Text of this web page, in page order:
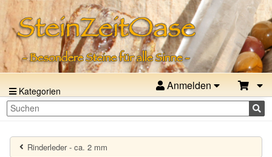
Kategorien Anmelden
Rinderleder - ca. 2 mm